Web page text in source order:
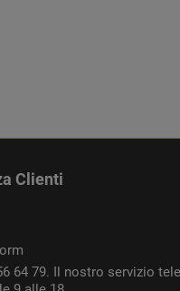
Clienti
64 79. Il nostro servizio